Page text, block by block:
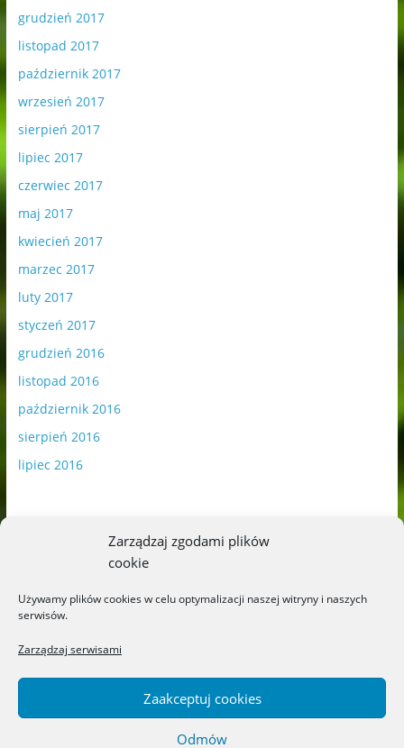
Zarządzaj zgodami plików
cookie
Używamy plików cookies w celu optymalizacji naszej witryny i naszych
serwisów.
Zarządzaj serwisami
Zaakceptuj cookies
Odmów
grudzień 2017
listopad 2017
październik 2017
wrzesień 2017
sierpień 2017
lipiec 2017
czerwiec 2017
maj 2017
kwiecień 2017
marzec 2017
luty 2017
styczeń 2017
grudzień 2016
listopad 2016
październik 2016
sierpień 2016
lipiec 2016